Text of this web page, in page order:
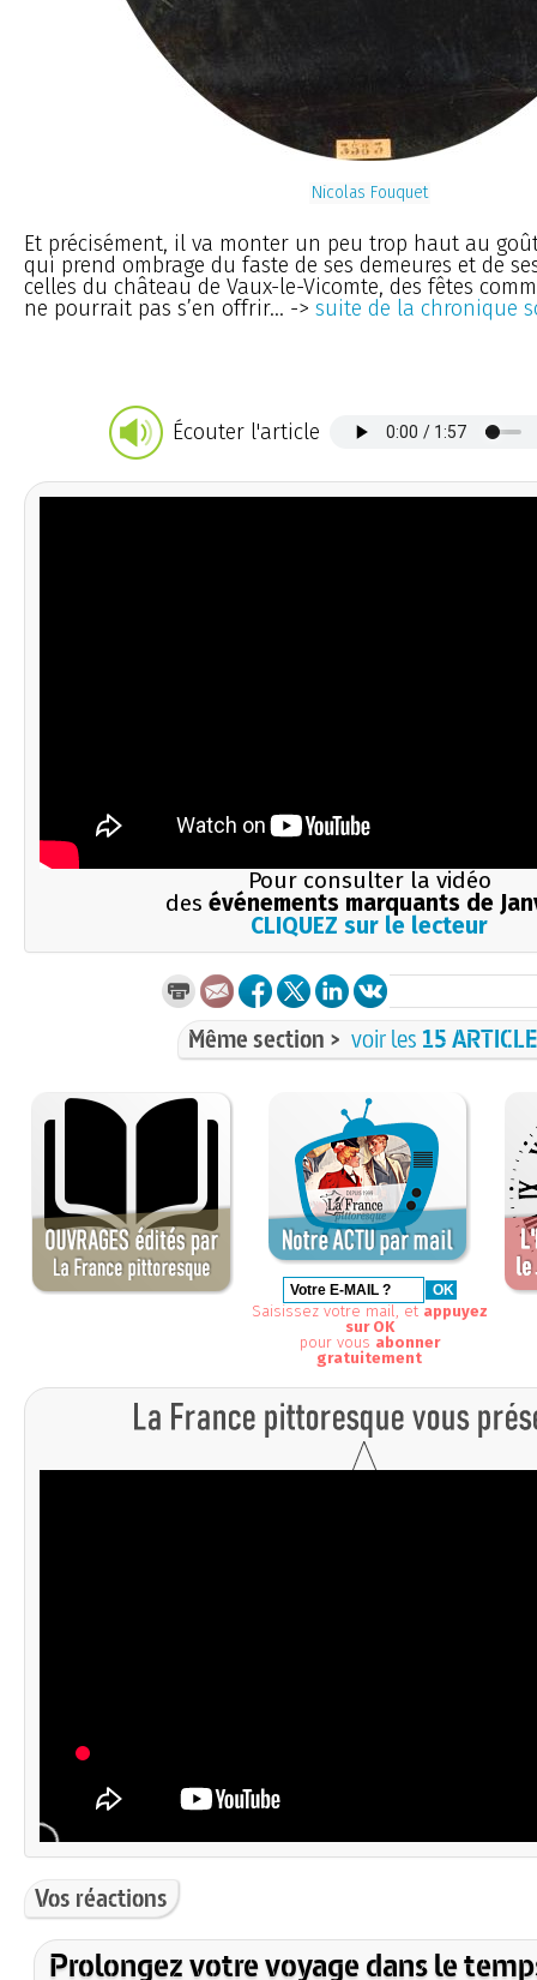
Nicolas Fouquet
Et précisément, il va monter un peu trop haut au
qui prend ombrage du faste de ses demeures et de
celles du château de Vaux-le-Vicomte, des fêtes
ne pourrait pas s’en offrir... -> suite de la chronique
Écouter l'article
Pour consulter la vidéo
des événements marquants de
CLIQUEZ sur le lecteur
Même section > voir les 15
Saisissez votre mail, et appuyez
sur OK
pour vous abonner
gratuitement
Vos réactions
Prolongez votre voyage dans le